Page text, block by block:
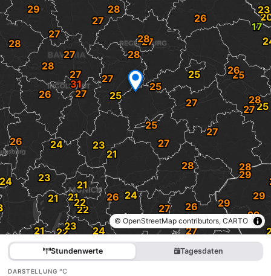
© OpenStreetMap contributors, CARTO
Stundenwerte Tagesdaten
DARSTELLUNG °C